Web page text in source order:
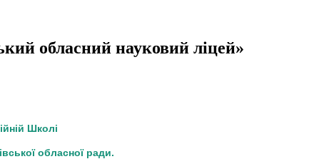
обласний науковий ліцей»
Школі
обласної ради.